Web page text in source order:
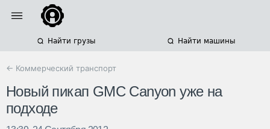
Найти грузы Найти машины
← Коммерческий транспорт
Новый пикап GMC Canyon уже на
подходе